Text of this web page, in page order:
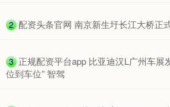
2 配资头条官网 南京新生圩长江大桥正
3 正规配资平台app 比亚迪汉L广州车展
位到车位” 智驾